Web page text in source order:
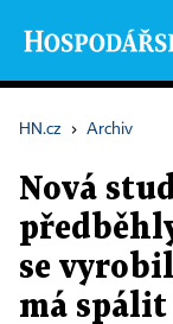
HN.cz › Archiv
Nová
se
má spálit